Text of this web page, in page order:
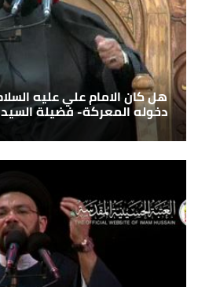
هل كان الامام علي عليه
دخوله المعركة- فضيلة